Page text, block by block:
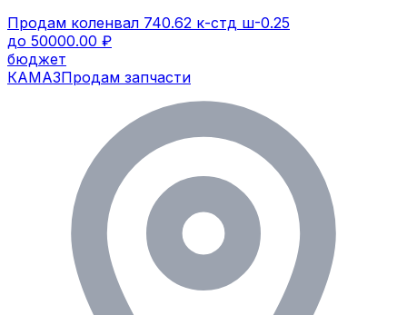
Продам коленвал 740.62 к-стд ш-0.25
до 50000.00 ₽
бюджет
КАМАЗПродам запчасти